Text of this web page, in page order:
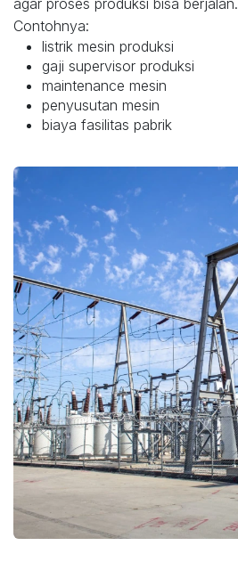
agar proses produksi bisa berjalan.
Contohnya:
listrik mesin produksi
gaji supervisor produksi
maintenance mesin
penyusutan mesin
biaya fasilitas pabrik